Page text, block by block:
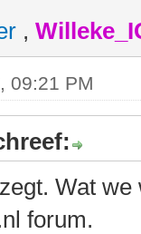
,
09:21 PM
Wat
forum.